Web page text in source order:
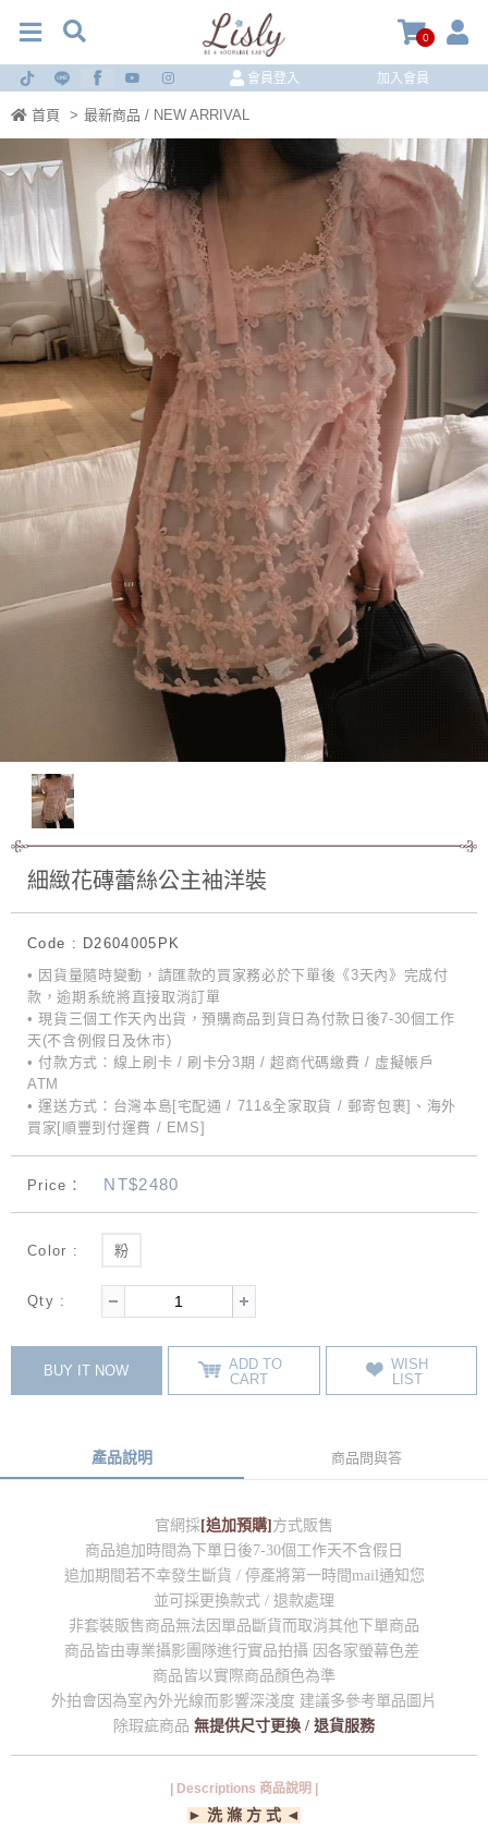
0
會員登入 加入會員
首頁 > 最新商品 / NEW ARRIVAL
細緻花磚蕾絲公主袖洋裝
Code : D2604005PK
• 因貨量隨時變動，請匯款的買家務必於下單後《3天內》完成付
款，逾期系統將直接取消訂單
• 現貨三個工作天內出貨，預購商品到貨日為付款日後7-30個工作
天(不含例假日及休市)
• 付款方式：線上刷卡 / 刷卡分3期 / 超商代碼繳費 / 虛擬帳戶
ATM
• 運送方式：台灣本島[宅配通 / 711&全家取貨 / 郵寄包裹]、海外
買家[順豐到付運費 / EMS]
Price： NT$2480
Color : 粉
Qty :
BUY IT NOW
ADD TO
CART
WISH
LIST
產品說明 商品問與答
官網採[追加預購]方式販售
商品追加時間為下單日後7-30個工作天不含假日
追加期間若不幸發生斷貨 / 停產將第一時間mail通知您
並可採更換款式 / 退款處理
非套裝販售商品無法因單品斷貨而取消其他下單商品
商品皆由專業攝影團隊進行實品拍攝 因各家螢幕色差
商品皆以實際商品顏色為準
外拍會因為室內外光線而影響深淺度 建議多參考單品圖片
除瑕疵商品 無提供尺寸更換 / 退貨服務
| Descriptions 商品說明 |
► 洗 滌 方 式 ◄